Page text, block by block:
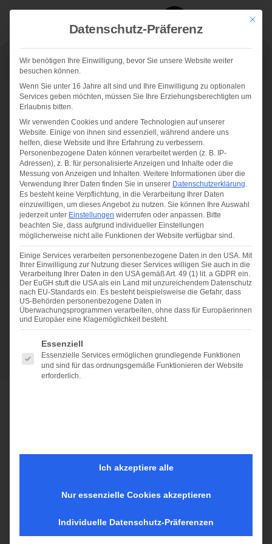
CORDULA BECKMANN
Jahresabschlüsse
Mit
Datenschutz-Präferenz
Wir benötigen Ihre Einwilligung, bevor Sie unsere Website weiter
besuchen können.
Wenn Sie unter 16 Jahre alt sind und Ihre Einwilligung zu optionalen
Services geben möchten, müssen Sie Ihre Erziehungsberechtigten um
Erlaubnis bitten.
Wir verwenden Cookies und andere Technologien auf unserer
Website. Einige von ihnen sind essenziell, während andere uns
helfen, diese Website und Ihre Erfahrung zu verbessern.
Personenbezogene Daten können verarbeitet werden (z. B. IP-
Adressen), z. B. für personalisierte Anzeigen und Inhalte oder die
Messung von Anzeigen und Inhalten. Weitere Informationen über die
Verwendung Ihrer Daten finden Sie in unserer Datenschutzerklärung.
Es besteht keine Verpflichtung, in die Verarbeitung Ihrer Daten
einzuwilligen, um dieses Angebot zu nutzen. Sie können Ihre Auswahl
jederzeit unter Einstellungen widerrufen oder anpassen. Bitte
beachten Sie, dass aufgrund individueller Einstellungen
möglicherweise nicht alle Funktionen der Website verfügbar sind.
Einige Services verarbeiten personenbezogene Daten in den USA. Mit
Ihrer Einwilligung zur Nutzung dieser Services willigen Sie auch in die
Verarbeitung Ihrer Daten in den USA gemäß Art. 49 (1) lit. a GDPR ein.
Der EuGH stuft die USA als ein Land mit unzureichendem Datenschutz
nach EU-Standards ein. Es besteht beispielsweise die Gefahr, dass
US-Behörden personenbezogene Daten in
Überwachungsprogrammen verarbeiten, ohne dass für Europäerinnen
und Europäer eine Klagemöglichkeit besteht.
Es folgt eine Liste der Service-Gruppen, für die eine
Essenziell
Essenzielle Services ermöglichen grundlegende Funktionen
und sind für das ordnungsgemäße Funktionieren der Website
erforderlich.
Ich akzeptiere alle
Nur essenzielle Cookies akzeptieren
Individuelle Datenschutz-Präferenzen